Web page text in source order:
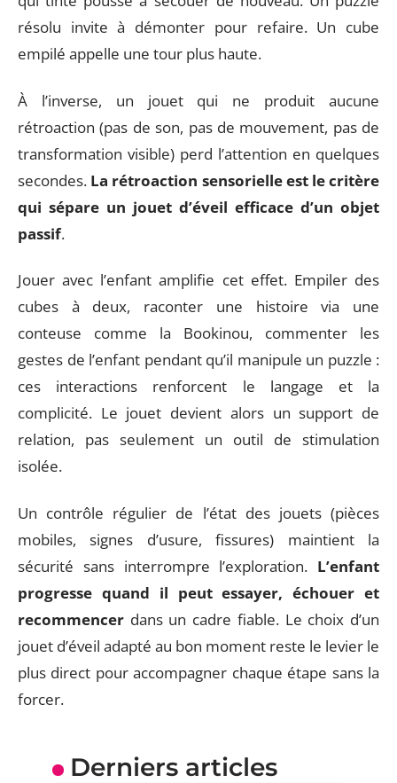
résolu invite à démonter pour refaire. Un cube
empilé appelle une tour plus haute.
À l’inverse, un jouet qui ne produit aucune
rétroaction (pas de son, pas de mouvement, pas de
transformation visible) perd l’attention en quelques
secondes. La rétroaction sensorielle est le critère
qui sépare un jouet d’éveil efficace d’un objet
passif.
Jouer avec l’enfant amplifie cet effet. Empiler des
cubes à deux, raconter une histoire via une
conteuse comme la Bookinou, commenter les
gestes de l’enfant pendant qu’il manipule un puzzle :
ces interactions renforcent le langage et la
complicité. Le jouet devient alors un support de
relation, pas seulement un outil de stimulation
isolée.
Un contrôle régulier de l’état des jouets (pièces
mobiles, signes d’usure, fissures) maintient la
sécurité sans interrompre l’exploration. L’enfant
progresse quand il peut essayer, échouer et
recommencer dans un cadre fiable. Le choix d’un
jouet d’éveil adapté au bon moment reste le levier le
plus direct pour accompagner chaque étape sans la
forcer.
Derniers articles